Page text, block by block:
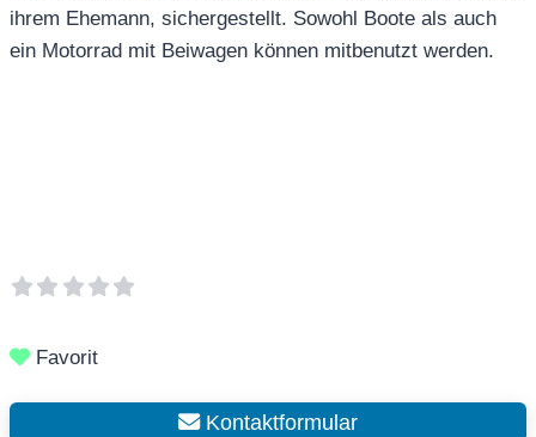
ihrem Ehemann, sichergestellt. Sowohl Boote als auch
ein Motorrad mit Beiwagen können mitbenutzt werden.
Favorit
Kontaktformular